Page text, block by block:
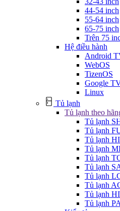
44-54 inch
55-64 inch
65-75 inch
Trên 75
Hệ điều hành
Android
WebOS
TizenOS
Google
Linux
Tủ lạnh
Tủ lạnh theo
Tủ lạnh
Tủ lạnh
Tủ lạnh
Tủ lạnh
Tủ lạnh
Tủ lạnh
Tủ lạnh
Tủ lạnh
Tủ lạnh
Tủ lạnh